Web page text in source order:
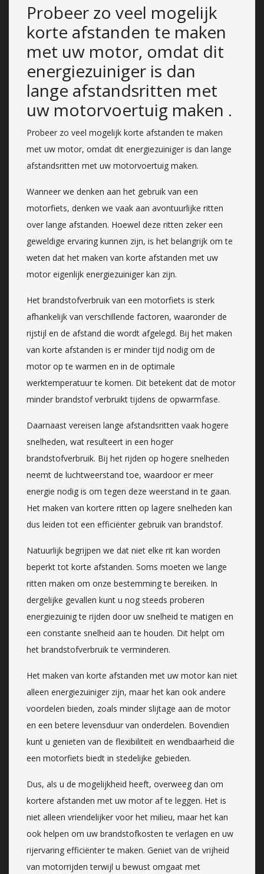
Probeer zo veel mogelijk
korte afstanden te maken
met uw motor, omdat dit
energiezuiniger is dan
lange afstandsritten met
uw motorvoertuig maken .
Probeer zo veel mogelijk korte afstanden te maken
met uw motor, omdat dit energiezuiniger is dan lange
afstandsritten met uw motorvoertuig maken.
Wanneer we denken aan het gebruik van een
motorfiets, denken we vaak aan avontuurlijke ritten
over lange afstanden. Hoewel deze ritten zeker een
geweldige ervaring kunnen zijn, is het belangrijk om te
weten dat het maken van korte afstanden met uw
motor eigenlijk energiezuiniger kan zijn.
Het brandstofverbruik van een motorfiets is sterk
afhankelijk van verschillende factoren, waaronder de
rijstijl en de afstand die wordt afgelegd. Bij het maken
van korte afstanden is er minder tijd nodig om de
motor op te warmen en in de optimale
werktemperatuur te komen. Dit betekent dat de motor
minder brandstof verbruikt tijdens de opwarmfase.
Daarnaast vereisen lange afstandsritten vaak hogere
snelheden, wat resulteert in een hoger
brandstofverbruik. Bij het rijden op hogere snelheden
neemt de luchtweerstand toe, waardoor er meer
energie nodig is om tegen deze weerstand in te gaan.
Het maken van kortere ritten op lagere snelheden kan
dus leiden tot een efficiënter gebruik van brandstof.
Natuurlijk begrijpen we dat niet elke rit kan worden
beperkt tot korte afstanden. Soms moeten we lange
ritten maken om onze bestemming te bereiken. In
dergelijke gevallen kunt u nog steeds proberen
energiezuinig te rijden door uw snelheid te matigen en
een constante snelheid aan te houden. Dit helpt om
het brandstofverbruik te verminderen.
Het maken van korte afstanden met uw motor kan niet
alleen energiezuiniger zijn, maar het kan ook andere
voordelen bieden, zoals minder slijtage aan de motor
en een betere levensduur van onderdelen. Bovendien
kunt u genieten van de flexibiliteit en wendbaarheid die
een motorfiets biedt in stedelijke gebieden.
Dus, als u de mogelijkheid heeft, overweeg dan om
kortere afstanden met uw motor af te leggen. Het is
niet alleen vriendelijker voor het milieu, maar het kan
ook helpen om uw brandstofkosten te verlagen en uw
rijervaring efficiënter te maken. Geniet van de vrijheid
van motorrijden terwijl u bewust omgaat met